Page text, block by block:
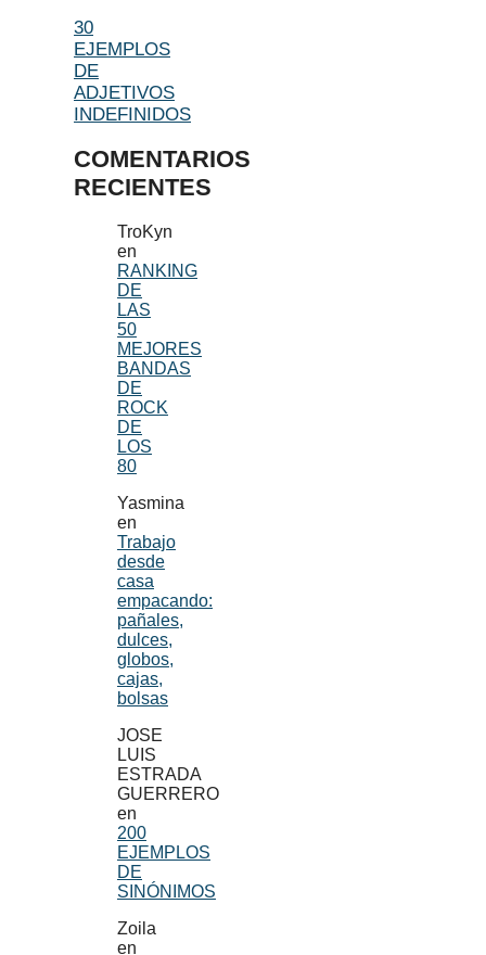
30
EJEMPLOS
DE
ADJETIVOS
INDEFINIDOS
COMENTARIOS
RECIENTES
TroKyn
en
RANKING
DE
LAS
50
MEJORES
BANDAS
DE
ROCK
DE
LOS
80
Yasmina
en
Trabajo
desde
casa
empacando:
pañales,
dulces,
globos,
cajas,
bolsas
JOSE
LUIS
ESTRADA
GUERRERO
en
200
EJEMPLOS
DE
SINÓNIMOS
Zoila
en